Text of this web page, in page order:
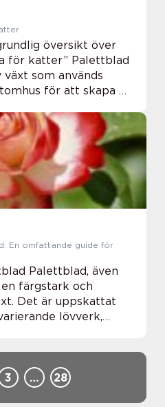
översikt över
för katter” Palettblad
som används
för att skapa en
över att ha...
En omfattande guide för
Palettblad, även
färgstark och
Det är uppskattat
lövverk,
3 … 28